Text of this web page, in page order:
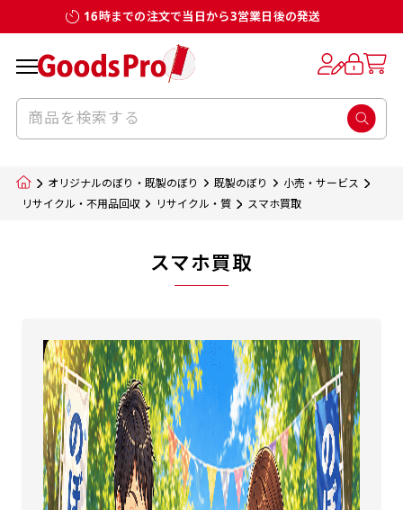
16時までの注文で当日から3営業日後の発送
オリジナルのぼり・既製のぼり 既製のぼり
小売・サービス
リサイクル・不用品回収
リサイクル・質 スマホ買取
スマホ買取